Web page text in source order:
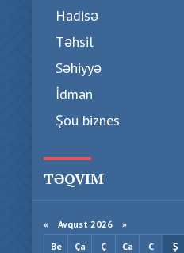
Hadisə
Təhsil
Səhiyyə
İdman
Şou biznes
TƏQVIM
« Avqust 2026 »
Be
Ça Ç Ca C Ş